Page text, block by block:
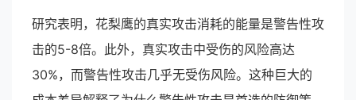
研究表明，花梨鹰的真实攻击消耗的能量是警告性攻
击的5-8倍。此外，真实攻击中受伤的风险高达
30%，而警告性攻击几乎无受伤风险。这种巨大的